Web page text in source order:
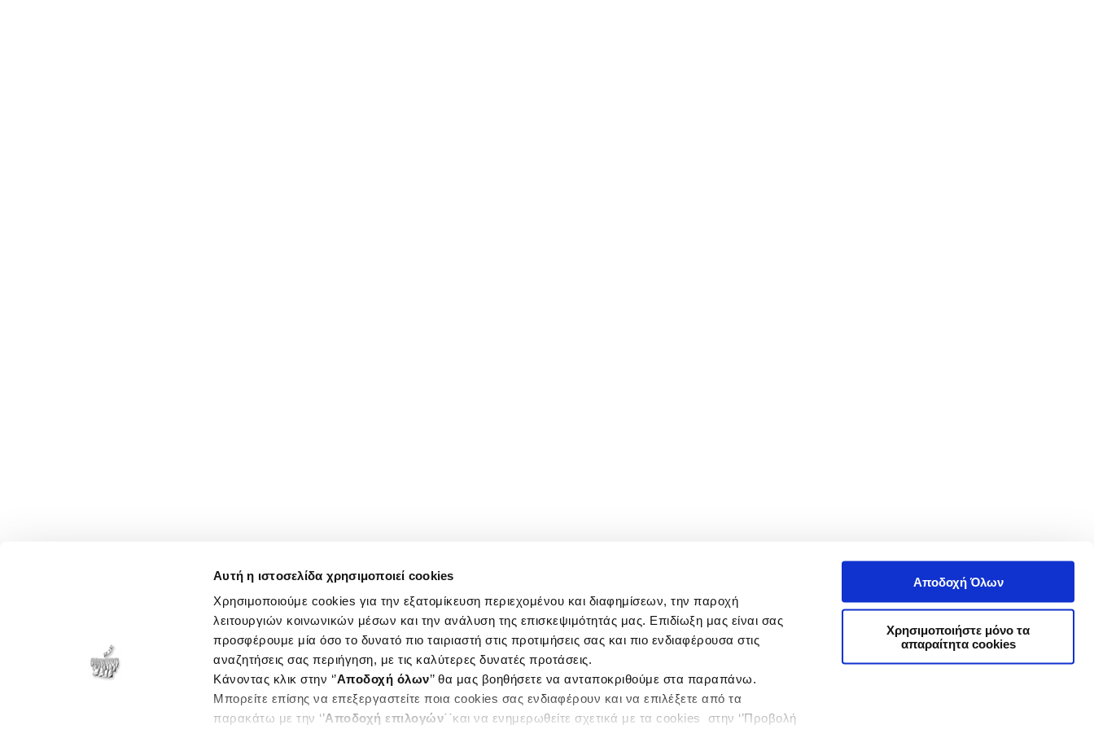
Αυτή η ιστοσελίδα χρησιμοποιεί cookies
Χρησιμοποιούμε cookies για την εξατομίκευση περιεχομένου και διαφημίσεων, την παροχή
λειτουργιών κοινωνικών μέσων και την ανάλυση της επισκεψιμότητάς μας. Επιδίωξη μας είναι σας
προσφέρουμε μία όσο το δυνατό πιο ταιριαστή στις προτιμήσεις σας και πιο ενδιαφέρουσα στις
αναζητήσεις σας περιήγηση, με τις καλύτερες δυνατές προτάσεις.
Κάνοντας κλικ στην ‘’Αποδοχή όλων’’ θα μας βοηθήσετε να ανταποκριθούμε στα παραπάνω.
Μπορείτε επίσης να επεξεργαστείτε ποια cookies σας ενδιαφέρουν και να επιλέξετε από τα
παρακάτω με την ‘’Αποδοχή επιλογών΄΄και να ενημερωθείτε σχετικά με τα cookies στην ‘’Προβολή
Αποδοχή Όλων
Χρησιμοποιήστε μόνο τα
απαραίτητα cookies